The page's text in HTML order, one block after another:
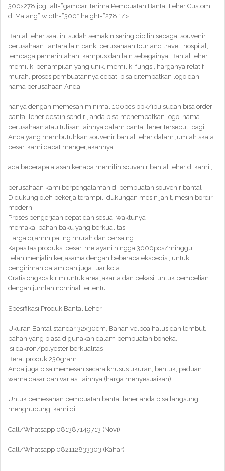
300×278.jpg” alt=”gambar Terima Pembuatan Bantal Leher Custom
di Malang” width=”300″ height=”278″ />
Bantal leher saat ini sudah semakin sering dipilih sebagai souvenir
perusahaan , antara lain bank, perusahaan tour and travel, hospital,
lembaga pemerintahan, kampus dan lain sebagainya. Bantal leher
memiliki penampilan yang unik, memiliki fungsi, harganya relatif
murah, proses pembuatannya cepat, bisa ditempatkan logo dan
nama perusahaan Anda.
hanya dengan memesan minimal 100pcs bpk/ibu sudah bisa order
bantal leher desain sendiri, anda bisa menempatkan logo, nama
perusahaan atau tulisan lainnya dalam bantal leher tersebut. bagi
Anda yang membutuhkan souvenir bantal leher dalam jumlah skala
besar, kami dapat mengerjakannya.
ada beberapa alasan kenapa memilih souvenir bantal leher di kami ;
perusahaan kami berpengalaman di pembuatan souvenir bantal
Didukung oleh pekerja terampil, dukungan mesin jahit, mesin bordir
modern
Proses pengerjaan cepat dan sesuai waktunya
memakai bahan baku yang berkualitas
Harga dijamin paling murah dan bersaing
Kapasitas produksi besar, melayani hingga 3000pcs/minggu
Telah menjalin kerjasama dengan beberapa ekspedisi, untuk
pengiriman dalam dan juga luar kota
Gratis ongkos kirim untuk area jakarta dan bekasi, untuk pembelian
dengan jumlah nominal tertentu.
Spesifikasi Produk Bantal Leher ;
Ukuran Bantal standar 32x30cm, Bahan velboa halus dan lembut.
bahan yang biasa digunakan dalam pembuatan boneka.
Isi dakron/polyester berkualitas
Berat produk 230gram
Anda juga bisa memesan secara khusus ukuran, bentuk, paduan
warna dasar dan variasi lainnya (harga menyesuaikan)
Untuk pemesanan pembuatan bantal leher anda bisa langsung
menghubungi kami di
Call/Whatsapp 081387149713 (Novi)
Call/Whatsapp 082112833303 (Kahar)